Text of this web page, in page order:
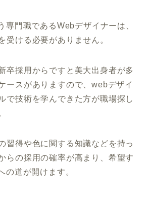
専門職であるWebデザイナーは、
受ける必要がありません。
卒採用からですと美大出身者が多
ースがありますので、webデザイ
で技術を学んできた方が職場探し
習得や色に関する知識などを持っ
らの採用の確率が高まり、希望す
の道が開けます。